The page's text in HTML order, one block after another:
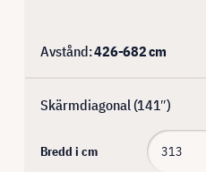
Avstånd:426-682cm
Skärmdiagonal (141″)
Bredd i cm